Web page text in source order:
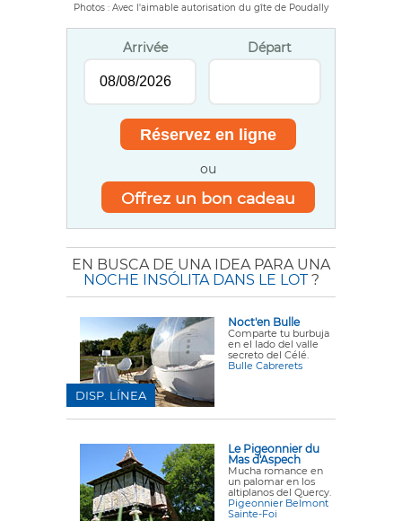
Photos : Avec l'aimable autorisation du gîte de Poudally
Arrivée Départ
ou
Offrez un bon cadeau
EN BUSCA DE UNA IDEA PARA UNA
NOCHE INSÓLITA DANS LE LOT?
Noct'en Bulle
Comparte tu burbuja
en el lado del valle
secreto del Célé.
Bulle Cabrerets
DISP. LÍNEA
Le Pigeonnier du
Mas d'Aspech
Mucha romance en
un palomar en los
altiplanos del Quercy.
Pigeonnier Belmont
Sainte-Foi